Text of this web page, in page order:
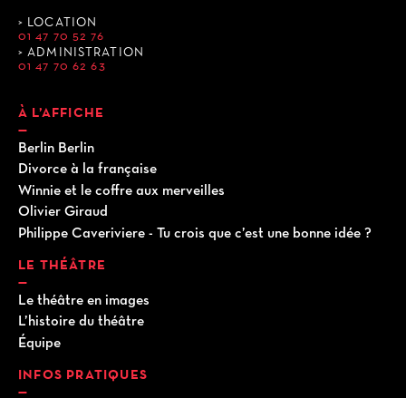
LOCATION
01 47 70 52 76
ADMINISTRATION
01 47 70 62 63
À L’AFFICHE
Berlin Berlin
Divorce à la française
Winnie et le coffre aux merveilles
Olivier Giraud
Philippe Caveriviere - Tu crois que c’est une bonne idée ?
LE THÉÂTRE
Le théâtre en images
L’histoire du théâtre
Équipe
INFOS PRATIQUES